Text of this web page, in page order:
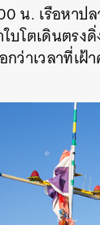
น. เรือหา
บโตเดินตร
าเวลาที่เฝ้